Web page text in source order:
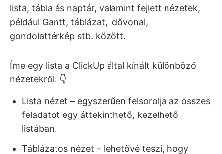
lista, tábla és naptár, valamint fejlett nézetek,
például Gantt, táblázat, idővonal,
gondolattérkép stb. között.
Íme egy lista a ClickUp által kínált különböző
nézetekről: 👇
Lista nézet – egyszerűen felsorolja az összes
feladatot egy áttekinthető, kezelhető
listában.
Táblázatos nézet – lehetővé teszi, hogy